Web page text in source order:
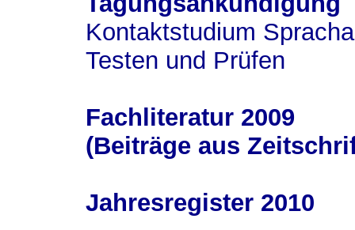
Kontaktstudium
Testen und Prüfen
Fachliteratur 2009
(Beiträge aus
Jahresregister 2010